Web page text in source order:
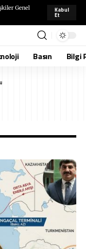
Genel
Kabul
Et
Basın Bilgi